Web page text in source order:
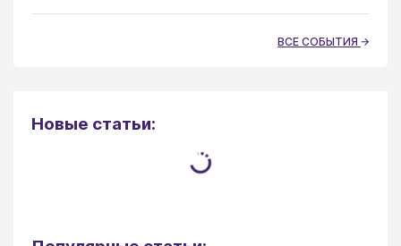
ВСЕ СОБЫТИЯ
Новые статьи: